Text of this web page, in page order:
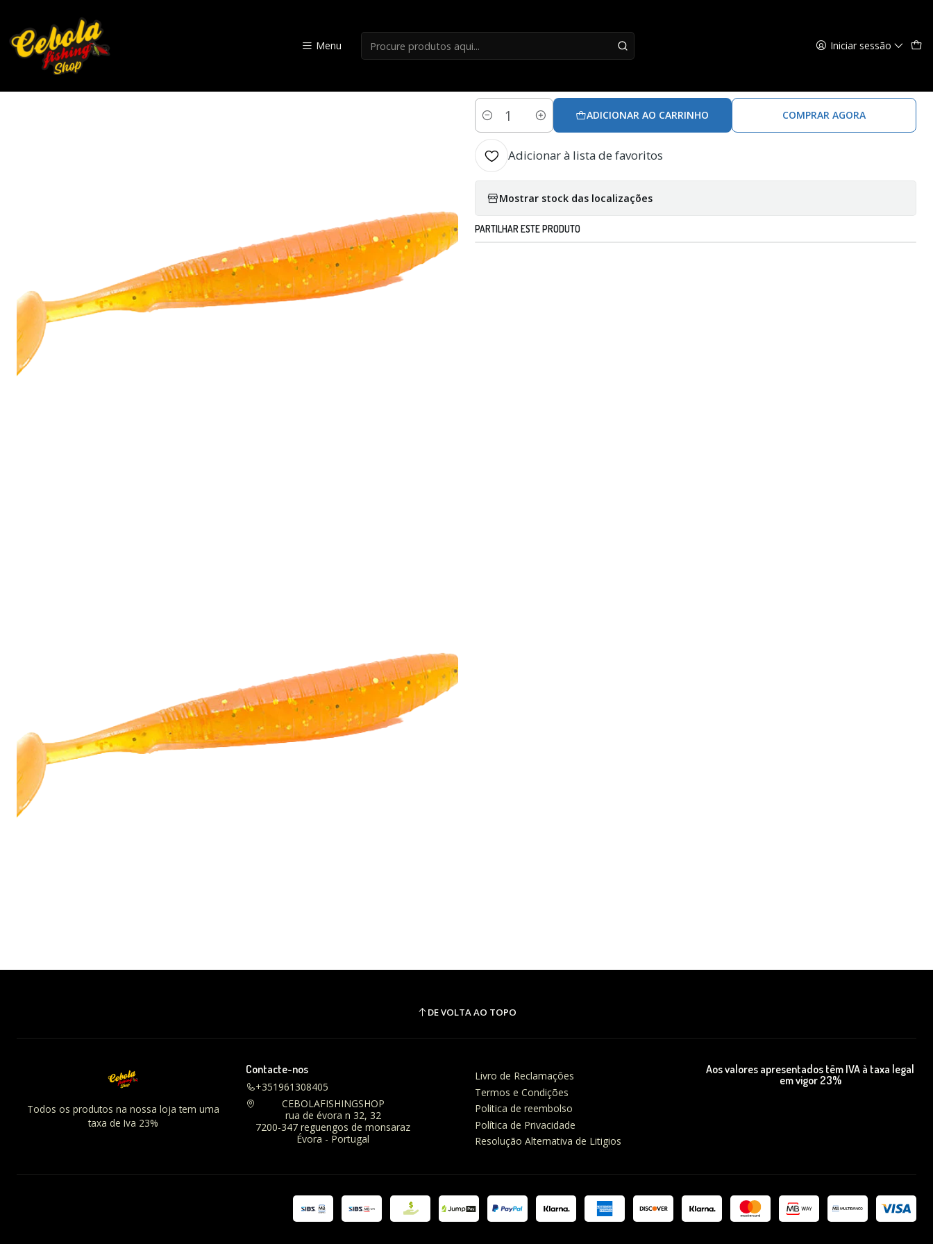
Menu Iniciar sessão
|
Quantidade
ADICIONAR AO CARRINHO COMPRAR AGORA
Adicionar à lista de favoritos
Mostrar stock das localizações
PARTILHAR ESTE PRODUTO
DE VOLTA AO TOPO
Todos os produtos na nossa loja tem uma
taxa de Iva 23%
Contacte-nos
+351961308405
CEBOLAFISHINGSHOP
rua de évora n 32, 32
7200-347 reguengos de monsaraz
Évora - Portugal
Livro de Reclamações
Termos e Condições
Politica de reembolso
Política de Privacidade
Resolução Alternativa de Litigios
Aos valores apresentados têm IVA à taxa legal
em vigor 23%